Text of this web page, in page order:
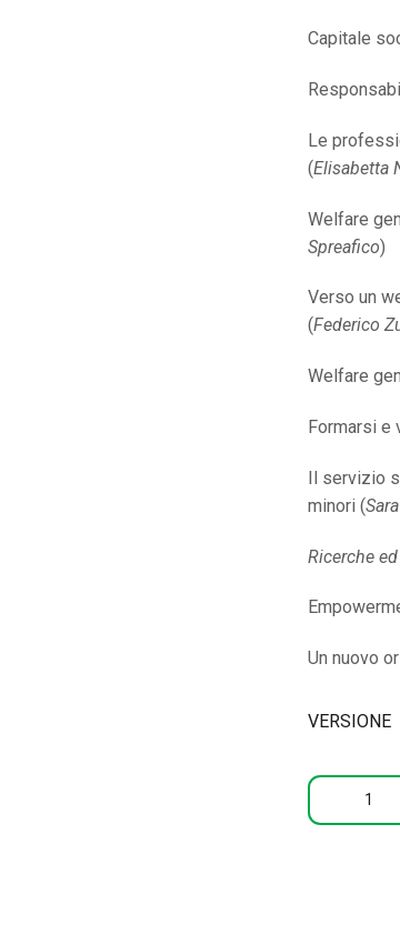
Capitale
Le
(Elisabetta
Welfare
Spreafico)
Verso un
(Federico
Welfare
Formarsi e
Il servizio
minori (
Ricerche
Un nuovo
VERSIONE
Studi
Zancan